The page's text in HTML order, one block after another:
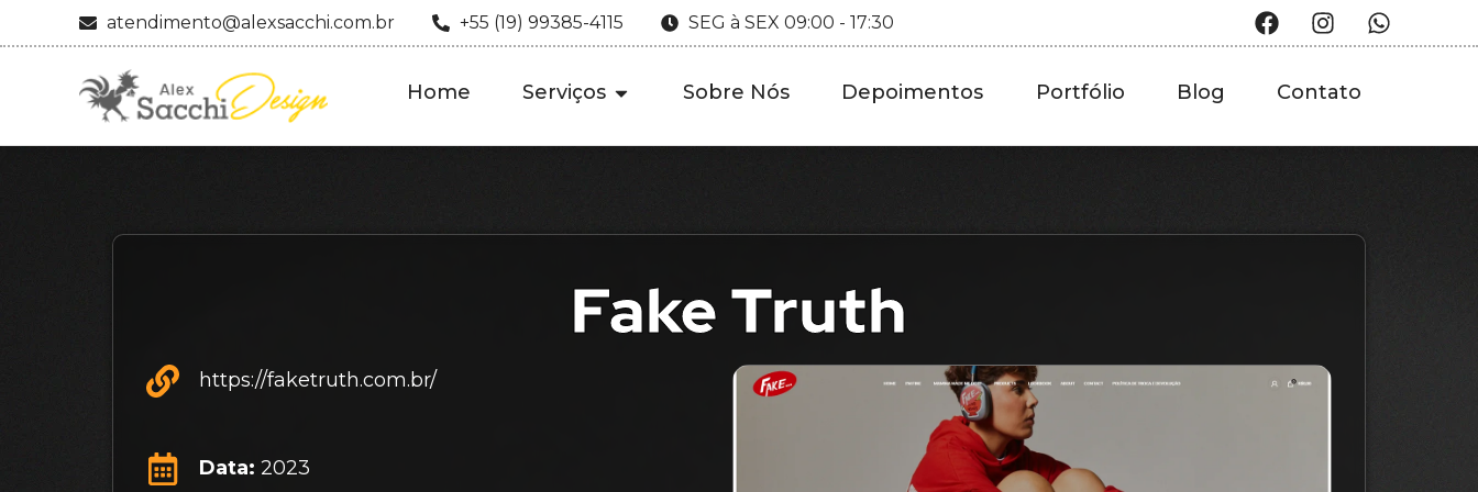
atendimento@alexsacchi.com.br +55 (19) 99385-4115 SEG à SEX 09:00 - 17:30
Home Serviços Sobre Nós Depoimentos Portfólio Blog Contato
Fake Truth
https://faketruth.com.br/
Data: 2023